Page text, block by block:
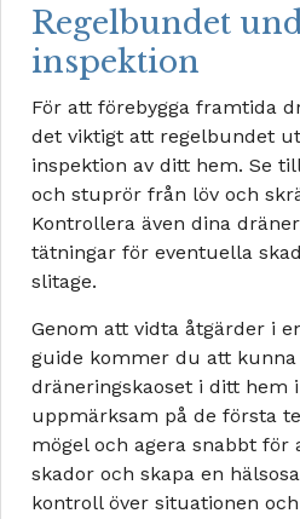
Regelbundet
inspektion
För att förebygga framtida
det viktigt att regelbundet
inspektion av ditt hem. Se
och stuprör från löv och
Kontrollera även dina
tätningar för eventuella
slitage.
Genom att vidta åtgärder i
guide kommer du att
dräneringskaoset i ditt hem i
uppmärksam på de första
mögel och agera snabbt för
skador och skapa en
kontroll över situationen